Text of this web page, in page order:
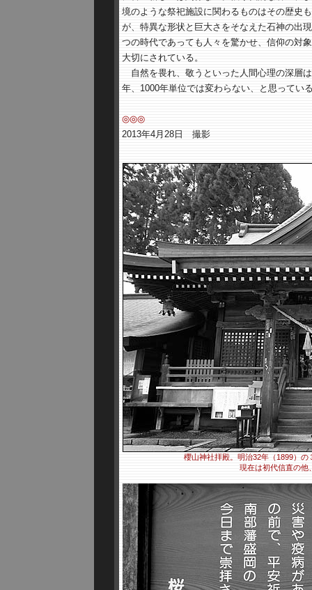
境のような祭祀施設に関わるものはその歴史
が、特異な形状と巨大さをそなえた石神の出
つの時代であっても人々を驚かせ、信仰の対
大切にされている。
自然を畏れ、敬うといった人間心理の深層
年、1000年単位では変わらない、と思ってい
◎◎◎
2013年4月28日 撮影
櫻山神社拝殿。明治32年（1899）
現在は初代信直の他